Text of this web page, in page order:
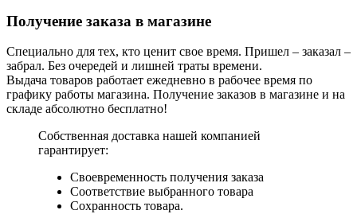
Получение заказа в магазине
Специально для тех, кто ценит свое время. Пришел – заказал –
забрал. Без очередей и лишней траты времени.
Выдача товаров работает ежедневно в рабочее время по
графику работы магазина. Получение заказов в магазине и на
складе абсолютно бесплатно!
Собственная доставка нашей компанией
гарантирует:
Своевременность получения заказа
Соответствие выбранного товара
Сохранность товара.